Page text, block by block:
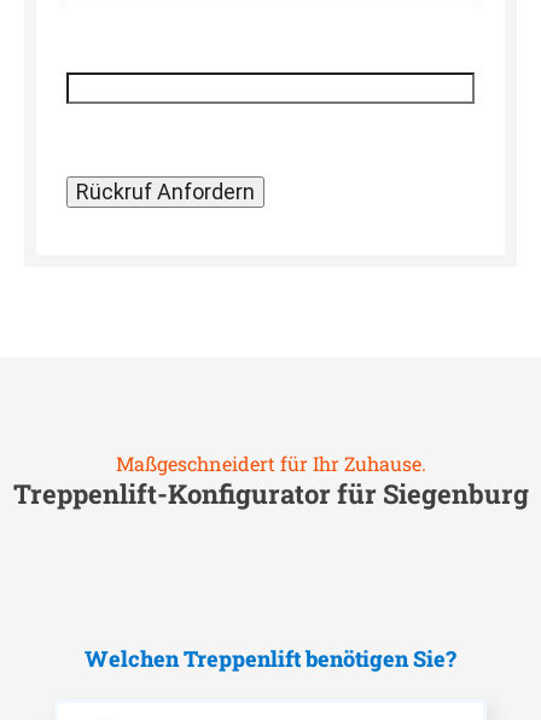
Maßgeschneidert für Ihr Zuhause.
Treppenlift-Konfigurator für Siegenburg
Welchen Treppenlift benötigen Sie?